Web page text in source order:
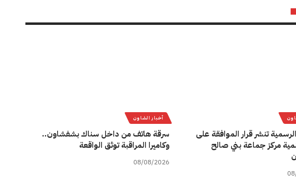
تنشر قرار الموافقة على
مركز جماعة بني صالح
أخبار الشاون
سرقة هاتف من داخل سناك بشفشاون..
وكاميرا المراقبة توثق الواقعة
08/08/2026